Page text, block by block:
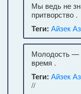
Мы ведь не
притворство .
Теги: Айзек
Молодость —
время .
Теги: Айзек
//